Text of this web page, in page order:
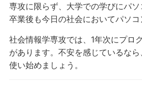
専攻に限らず、大学での学びにパソ
卒業後も今日の社会においてパソコ
社会情報学専攻では、1年次にプロ
があります。不安を感じているな
使い始めましょう。